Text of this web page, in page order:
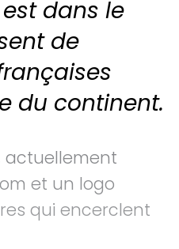
dans le
de
du continent.
actuellement
et un logo
qui encerclent